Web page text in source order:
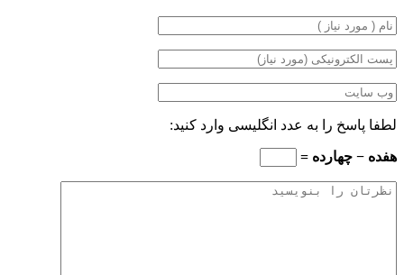
لطفا پاسخ را به عدد انگلیسی وارد کنید:
هفده − چهارده =